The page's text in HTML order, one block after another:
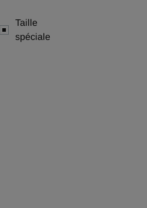
Taille
spéciale